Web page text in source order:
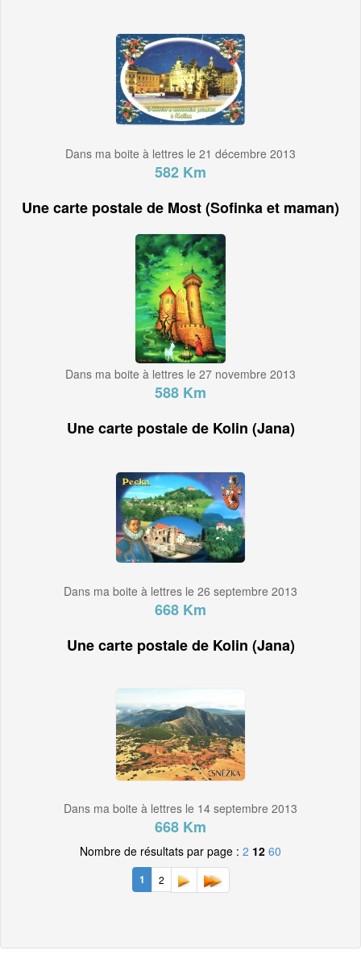
Dans ma boite à lettres le 21 décembre 2013
582 Km
Une carte postale de Most (Sofinka et maman)
Dans ma boite à lettres le 27 novembre 2013
588 Km
Une carte postale de Kolin (Jana)
Dans ma boite à lettres le 26 septembre 2013
668 Km
Une carte postale de Kolin (Jana)
Dans ma boite à lettres le 14 septembre 2013
668 Km
Nombre de résultats par page : 2 12 60
1 2